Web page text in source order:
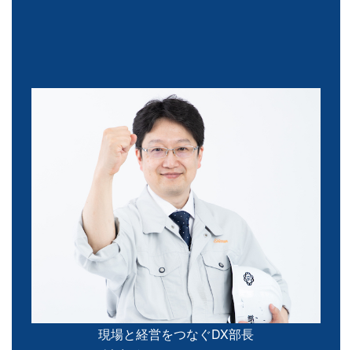
現場と経営をつなぐDX部長